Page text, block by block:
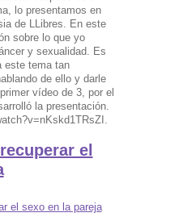
lo presentamos en
de LLibres. En este
sobre lo que yo
y sexualidad. Es
este tema tan
de ello y darle
vídeo de 3, por el
la presentación.
el